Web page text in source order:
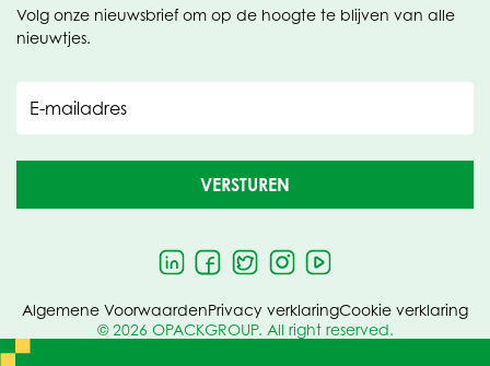
Volg onze nieuwsbrief om op de hoogte te blijven van alle
nieuwtjes.
E-mailadres
VERSTUREN
© 2026 OPACKGROUP. All right reserved.
Algemene VoorwaardenPrivacy verklaringCookie verklaring